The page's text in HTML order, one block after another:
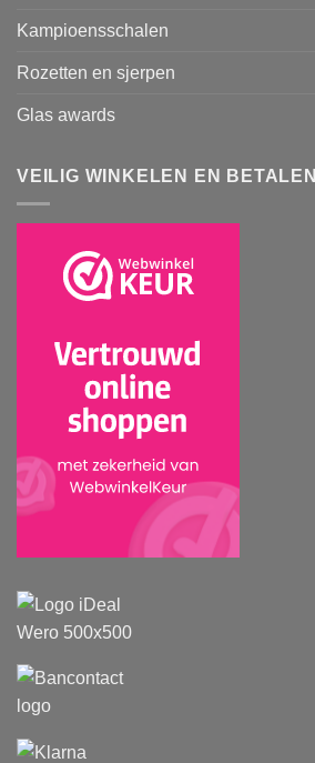
Kampioensschalen
Rozetten en sjerpen
Glas awards
VEILIG WINKELEN EN BETALEN